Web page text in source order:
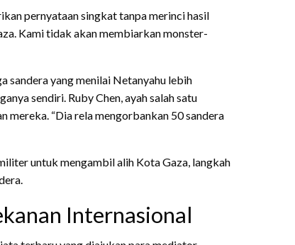
pernyataan singkat tanpa merinci hasil
Kami tidak akan membiarkan monster-
sandera yang menilai Netanyahu lebih
sendiri. Ruby Chen, ayah salah satu
mereka. “Dia rela mengorbankan 50 sandera
untuk mengambil alih Kota Gaza, langkah
Internasional